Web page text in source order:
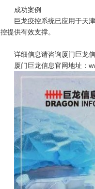
成功案例
巨龙疫控系统已应用于天
控提供有效支撑。
详细信息请咨询厦门巨龙
厦门巨龙信息官网地址：